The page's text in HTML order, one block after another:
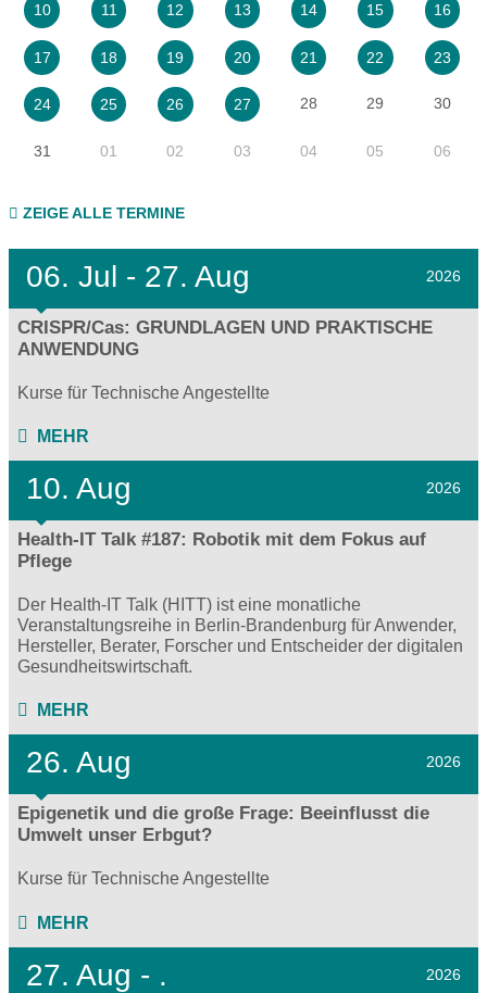
10 11 12 13 14 15 16
17 18 19 20 21 22 23
24 25 26 27 28 29 30
31 01 02 03 04 05 06
ZEIGE ALLE TERMINE
06. Jul - 27. Aug 2026
CRISPR/Cas: GRUNDLAGEN UND PRAKTISCHE
ANWENDUNG
Kurse für Technische Angestellte
MEHR
10. Aug 2026
Health-IT Talk #187: Robotik mit dem Fokus auf
Pflege
Der Health-IT Talk (HITT) ist eine monatliche
Veranstaltungsreihe in Berlin-Brandenburg für Anwender,
Hersteller, Berater, Forscher und Entscheider der digitalen
Gesundheitswirtschaft.
MEHR
26. Aug 2026
Epigenetik und die große Frage: Beeinflusst die
Umwelt unser Erbgut?
Kurse für Technische Angestellte
MEHR
27. Aug - . 2026